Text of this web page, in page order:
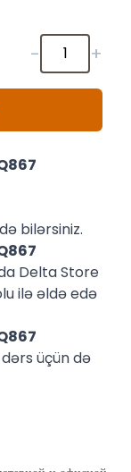
- +
bilərsiniz.
Delta Store
ilə əldə edə
üçün də